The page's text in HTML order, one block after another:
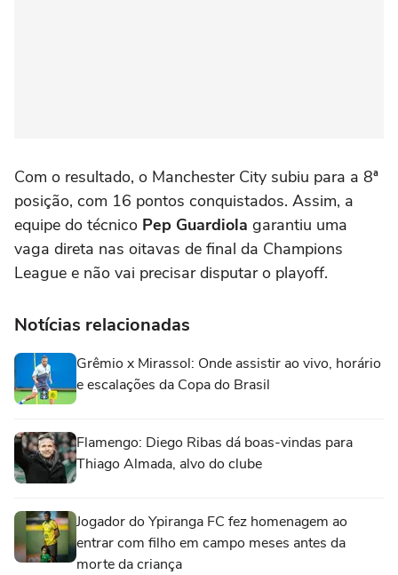
Com o resultado, o Manchester City subiu para a 8ª
posição, com 16 pontos conquistados. Assim, a
equipe do técnico Pep Guardiola garantiu uma
vaga direta nas oitavas de final da Champions
League e não vai precisar disputar o playoff.
Notícias relacionadas
Grêmio x Mirassol: Onde assistir ao vivo, horário
e escalações da Copa do Brasil
Flamengo: Diego Ribas dá boas-vindas para
Thiago Almada, alvo do clube
Jogador do Ypiranga FC fez homenagem ao
entrar com filho em campo meses antes da
morte da criança